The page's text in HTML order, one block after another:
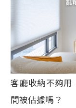
客廳收納不夠用
間被佔據嗎？